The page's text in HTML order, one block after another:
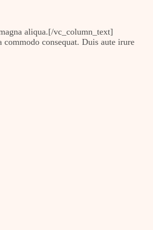
aliqua.[/vc_column_text]
consequat. Duis aute irure